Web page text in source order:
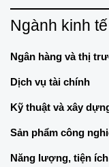
Ngành kinh tế
Ngân hàng và thị
Dịch vụ tài chính
Kỹ thuật và xây
Sản phẩm công
Năng lượng, tiện